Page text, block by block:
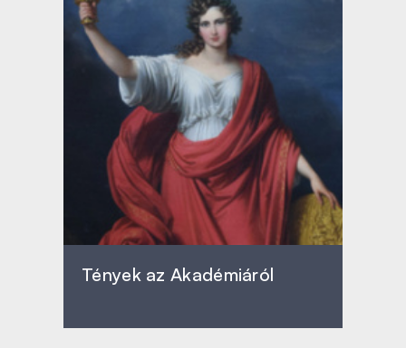
Tények az Akadémiáról